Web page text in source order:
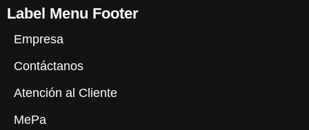
Label Menu Footer
Empresa
Contáctanos
Atención al Cliente
MePa